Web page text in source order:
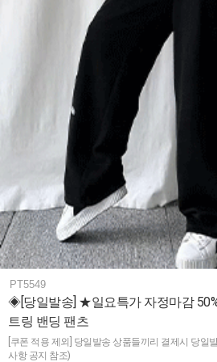
PT5549
◈[당일발송] ★일요특가 자정마감
트링 밴딩 팬츠
[쿠폰 적용 제외] 당일발송 상품들끼리 결제시 당일
사항 공지 참조)